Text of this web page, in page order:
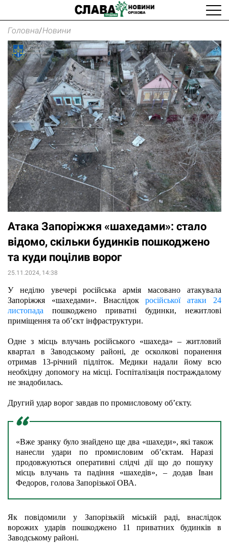
Головна/Новини
Атака Запоріжжя «шахедами»: стало
відомо, скільки будинків пошкоджено
та куди поцілив ворог
25.11.2024, 14:38
У неділю увечері російська армія масовано атакувала
Запоріжжя «шахедами». Внаслідок російської атаки 24
листопада пошкоджено приватні будинки, нежитлові
приміщення та об’єкт інфраструктури.
Одне з місць влучань російського «шахеда» – житловий
квартал в Заводському районі, де осколкові поранення
отримав 13-річний підліток. Медики надали йому всю
необхідну допомогу на місці. Госпіталізація постраждалому
не знадобилась.
Другий удар ворог завдав по промисловому об’єкту.
«Вже зранку було знайдено ще два «шахеди», які також
нанесли удари по промисловим об’єктам. Наразі
продовжуються оперативні слідчі дії що до пошуку
місць влучань та падіння «шахедів», – додав Іван
Федоров, голова Запорізької ОВА.
Як повідомили у Запорізькій міській раді, внаслідок
ворожих ударів пошкоджено 11 приватних будинків в
Заводському районі.